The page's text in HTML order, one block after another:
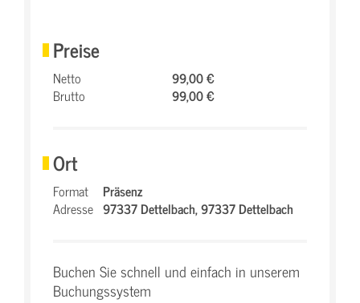
Preise
Netto
99,00 €
Brutto
99,00 €
Ort
Format
Präsenz
Adresse 97337 Dettelbach,97337 Dettelbach
Buchen Sie schnell und einfach in unserem
Buchungssystem